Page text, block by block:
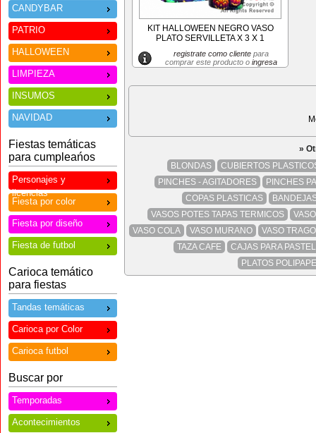
CANDYBAR
PATRIO
HALLOWEEN
LIMPIEZA
INSUMOS
NAVIDAD
Fiestas temáticas
para cumpleańos
Personajes y
licencias
Fiesta por color
Fiesta por diseño
Fiesta de futbol
Carioca temático
para fiestas
Tandas temáticas
Carioca por Color
Carioca futbol
Buscar por
Temporadas
Acontecimientos
KIT HALLOWEEN NEGRO VASO
PLATO SERVILLETA X 3 X 1
registrate como clientepara
comprar este producto o ingresa
»
BLONDAS
CUBIERTOS
PINCHES - AGITADORES
PINCHES
COPAS PLASTICAS
VASOS POTES TAPAS TERMICOS
VASO COLA
VASO MURANO
VASO
TAZA CAFE
CAJAS PARA
PLATOS